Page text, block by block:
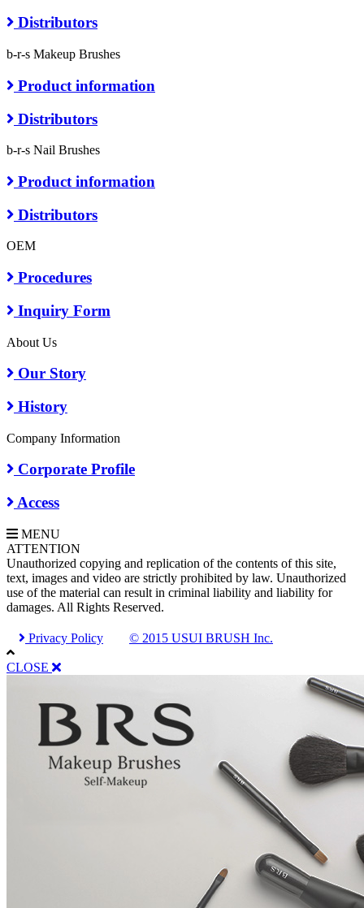
Distributors
b-r-s Makeup Brushes
Product information
Distributors
b-r-s Nail Brushes
Product information
Distributors
OEM
Procedures
Inquiry Form
About Us
Our Story
History
Company Information
Corporate Profile
Access
MENU
ATTENTION
Unauthorized copying and replication of the contents of this site,
text, images and video are strictly prohibited by law. Unauthorized
use of the material can result in criminal liability and liability for
damages. All Rights Reserved.
Privacy Policy © 2015 USUI BRUSH Inc.
CLOSE